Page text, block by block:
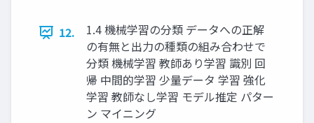
12.
1.4 機械学習の分類 データへの正解
の有無と出力の種類の組み合わせで
分類 機械学習 教師あり学習 識別 回
帰 中間的学習 少量データ 学習 強化
学習 教師なし学習 モデル推定 パター
ン マイニング